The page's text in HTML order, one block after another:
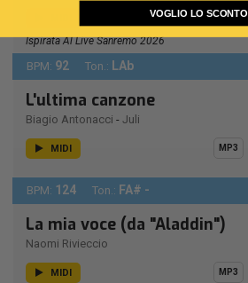
MP3
Ispirata Al Live Sanremo 2026
BPM: 92 Ton.: LAb
L'ultima canzone
Biagio Antonacci - Juli
MIDI MP3
BPM: 124 Ton.: FA# -
La mia voce (da "Aladdin")
Naomi Rivieccio
MIDI MP3
VOGLIO LO SCONTO